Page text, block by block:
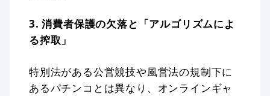
3. 消費者保護の欠落と「アルゴリズムによ
る搾取」
特別法がある公営競技や風営法の規制下に
あるパチンコとは異なり、オンラインギャ